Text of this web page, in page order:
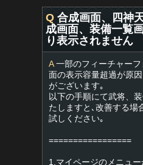
Q 合成画面、四神
成画面、装備一覧
り表示されません
A一部のフィーチャー
面の表示容量超過が原
がございます｡
以下の手順にて武将、
たしますと､改善する場
試しください｡
=================
1.マイページのメニュ